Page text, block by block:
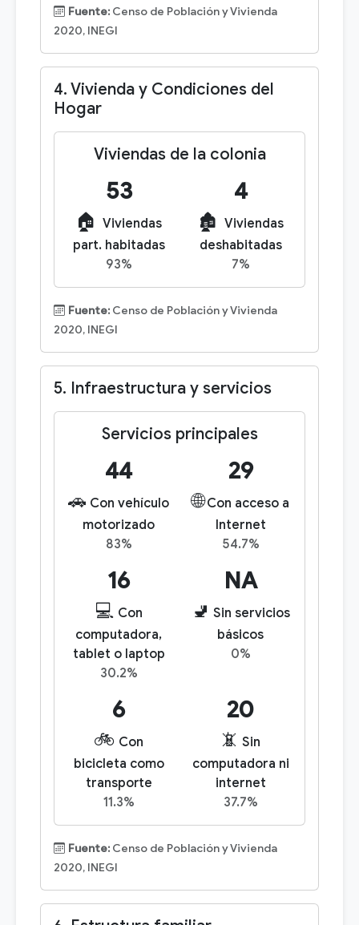
Fuente: Censo de Población y Vivienda
2020, INEGI
4. Vivienda y Condiciones del
Hogar
Viviendas de la colonia
53
🏠 Viviendas
part. habitadas
93%
4
🏚️ Viviendas
deshabitadas
7%
Fuente: Censo de Población y Vivienda
2020, INEGI
5. Infraestructura y servicios
Servicios principales
44
🚗 Con vehículo
motorizado
83%
29
🌐 Con acceso a
Internet
54.7%
16
💻 Con
computadora,
tablet o laptop
30.2%
NA
🚽 Sin servicios
básicos
0%
6
🚲 Con
bicicleta como
transporte
11.3%
20
📵 Sin
computadora ni
internet
37.7%
Fuente: Censo de Población y Vivienda
2020, INEGI